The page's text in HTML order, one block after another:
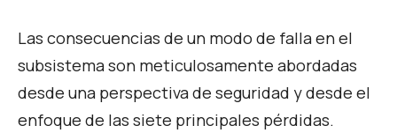
Las consecuencias de un modo de falla en el
subsistema son meticulosamente abordadas
desde una perspectiva de seguridad y desde el
enfoque de las siete principales pérdidas.